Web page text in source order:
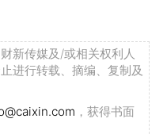
新传媒及/或相关权利人
进行转载、摘编、复制及
，获得书面